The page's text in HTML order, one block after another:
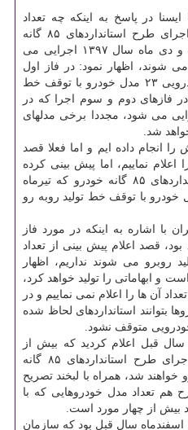
در پاسخ به اینكه چه تعداد
خودرو در فازهای دوم و سوم اجرای طرح استانداردهای ۸۵ گانه
خودرویی كه به ترتیب در تیرماه و دی ماه سال ۱۳۹۷ اجرایی می
شوند، اظهار نمود: در فاز اول
اجرای استانداردهای ۸۵ گانه خودرویی ۲۳ مدل خودرو با توقف خط
فازهای دوم و سوم اجرا كه در
و دی ماه سال ۱۳۹۷ اجرایی می شود، مجددا برخی مدلهای
شد.
انجام داده ایم و اما فعلا قصد
اعلام نماییم، اما پیش بینی كرده
ایم كه در فاز دوم رعایت استانداردهای ۸۵ گانه خودرو كه تیرماه
مدل خودرو با توقف خط تولید روبه رو
با اشاره به اینكه در مورد فاز
قصد اعلام پیش بینی از تعداد
روبرو می شوند نداریم، اظهار
و ابهاماتی را تولید خواهد كرد،
آن ها را اعلام نمی نماییم و در
بتوانند استانداردهای لحاظ شده
متوقف نشود.
سال قبل اعلام كردید كه بیش از
چهار مدل خودرو در فاز اول اجرای طرح استانداردهای ۸۵ گانه
شد، همراه با لبخند تصریح
هم تعداد مدل خودروهایی كه با
بیش از چهار مورد است.
اسفندماه سال قبل بود كه سازمان